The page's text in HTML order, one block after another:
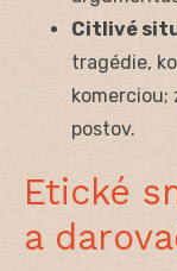
Citlivé
tragédie,
komerciou;
postov.
Etické
a